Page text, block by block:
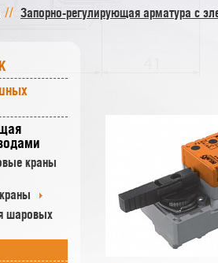
Запорно-регулирующая арматура с
краны
шаровых